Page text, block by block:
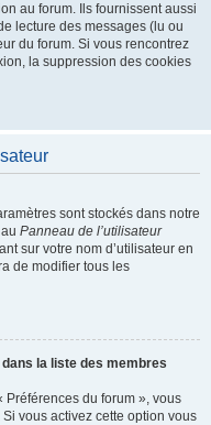
au forum. Ils fournissent aussi
lecture des messages (lu ou
du forum. Si vous rencontrez
la suppression des cookies
sont stockés dans notre
Panneau de l’utilisateur
sur votre nom d’utilisateur en
de modifier tous les
la liste des membres
Préférences du forum », vous
Si vous activez cette option vous